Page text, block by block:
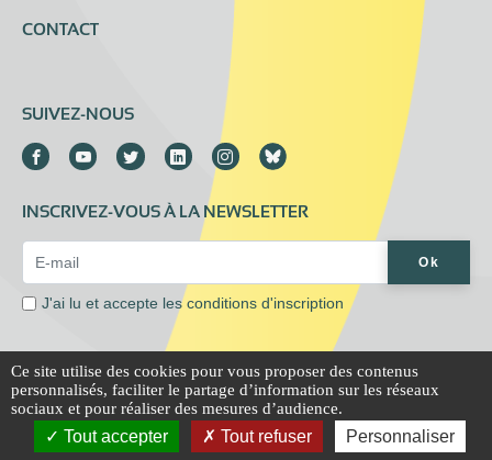
CONTACT
SUIVEZ-NOUS
INSCRIVEZ-VOUS À LA NEWSLETTER
Ok
J'ai lu et accepte lesconditions d'inscription
Mentions légales Extranet
Ce site utilise des cookies pour vous proposer des contenus
personnalisés, faciliter le partage d’information sur les réseaux
sociaux et pour réaliser des mesures d’audience.
Tout accepter Tout refuser Personnaliser